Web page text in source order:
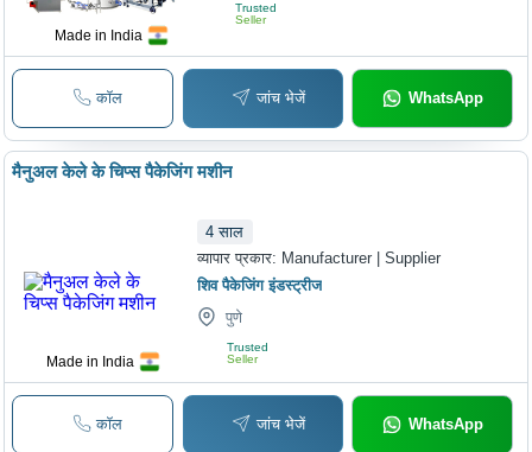
Made in India
Trusted
Seller
कॉल जांच भेजें WhatsApp
Made in India
मैनुअल केले के चिप्स पैकेजिंग मशीन
4 साल
व्यापार प्रकार: Manufacturer | Supplier
शिव पैकेजिंग इंडस्ट्रीज
पुणे
Trusted
Seller
कॉल जांच भेजें WhatsApp